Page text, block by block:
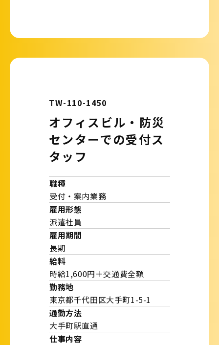
TW-110-1450
オフィスビル・防災
センターでの受付ス
タッフ
職種
受付・案内業務
雇用形態
派遣社員
雇用期間
長期
給料
時給1,600円＋交通費全額
勤務地
東京都千代田区大手町1-5-1
通勤方法
大手町駅直通
仕事内容